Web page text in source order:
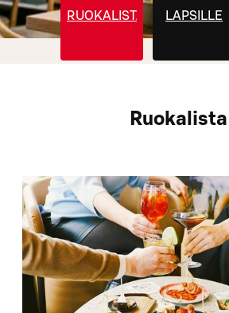
RUOKALISTA LAPSILLE
Ruokalista